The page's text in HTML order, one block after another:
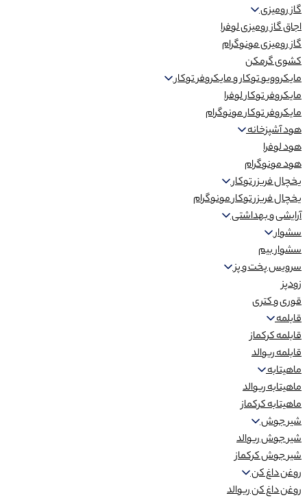
گاز رومیزی
اجاق گاز رومیزی لوفرا
گاز رومیزی مونوگرام
کشوی گرمکن
مایکروویو توکار و مایکروفر توکار
مایکروفر توکار لوفرا
مایکروفر توکار مونوگرام
هود آشپزخانه
هود لوفرا
هود مونوگرام
یخچال فریزر توکار
یخچال فریزر توکار مونوگرام
آرایشی و بهداشتی
سشوار
سشوار بیم
سرویس پخت و پز
زودپز
قوری و کتری
قابلمه
قابلمه کرکماز
قابلمه ریوالد
ماهیتابه
ماهیتابه ریوالد
ماهیتابه کرکماز
شیر جوش
شیر جوش ریوالد
شیر جوش کرکماز
روغن داغ کن
روغن داغ کن ریوالد